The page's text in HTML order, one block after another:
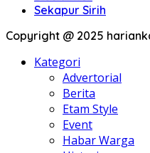
Sekapur Sirih
Copyright @ 2025
Kategori
Advertorial
Berita
Etam Style
Event
Habar Warga